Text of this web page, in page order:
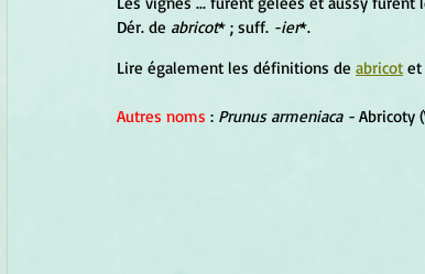
Dér. de abricot* ; suff. -ier*.
Lire également les définitions de abricot et
Autres noms : Prunus armeniaca - Abricoty